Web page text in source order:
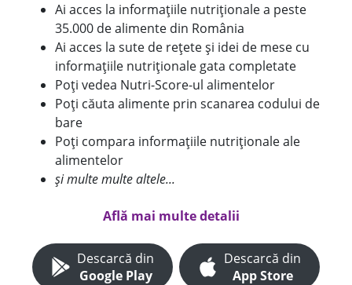
Ai acces la informațiile nutriționale a peste
35.000 de alimente din România
Ai acces la sute de rețete și idei de mese cu
informațiile nutriționale gata completate
Poți vedea Nutri-Score-ul alimentelor
Poți căuta alimente prin scanarea codului de
bare
Poți compara informațiile nutriționale ale
alimentelor
și multe multe altele...
Află mai multe detalii
Descarcă din
Google Play
Descarcă din
App Store